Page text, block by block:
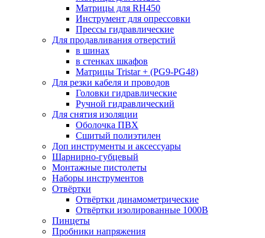
Матрицы для RH450
Инструмент для опрессовки
Прессы гидравлические
Для продавливания отверстий
в шинах
в стенках шкафов
Матрицы Tristar + (PG9-PG48)
Для резки кабеля и проводов
Головки гидравлические
Ручной гидравлический
Для снятия изоляции
Оболочка ПВХ
Сшитый полиэтилен
Доп инструменты и аксессуары
Шарнирно-губцевый
Монтажные пистолеты
Наборы инструментов
Отвёртки
Отвёртки динамометрические
Отвёртки изолированные 1000В
Пинцеты
Пробники напряжения